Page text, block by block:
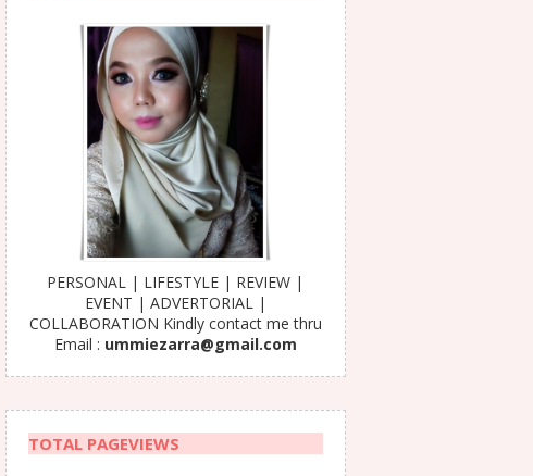
PERSONAL | LIFESTYLE | REVIEW |
EVENT | ADVERTORIAL |
COLLABORATION Kindly contact me thru
Email : ummiezarra@gmail.com
TOTAL PAGEVIEWS